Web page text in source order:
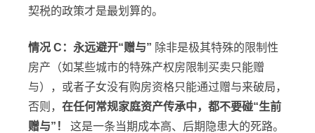
契税的政策才是最划算的。
情况 C：永远避开“赠与” 除非是极其特殊的限制性
房产（如某些城市的特殊产权房限制买卖只能赠
与），或者子女没有购房资格只能通过赠与来破局，
否则， 在任何常规家庭资产传承中，都不要碰“生前
赠与”！
这是一条当期成本高、后期隐患大的死路。